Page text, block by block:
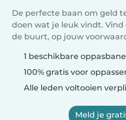
De perfecte baan om geld
doen wat je leuk vindt.
de buurt, op jouw
1 beschikbare
100% gratis voor
Alle leden voltooien
Meld je